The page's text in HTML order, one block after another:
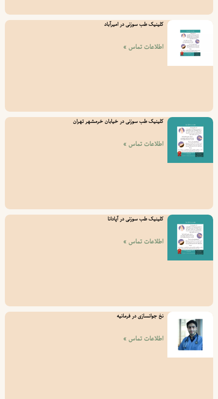
کلینیک طب سوزنی در امیرآباد
اطلاعات تماس »
کلینیک طب سوزنی در خیابان خرمشهر تهران
اطلاعات تماس »
کلینیک طب سوزنی در آپادانا
اطلاعات تماس »
نخ جوانسازی در فرمانیه
اطلاعات تماس »